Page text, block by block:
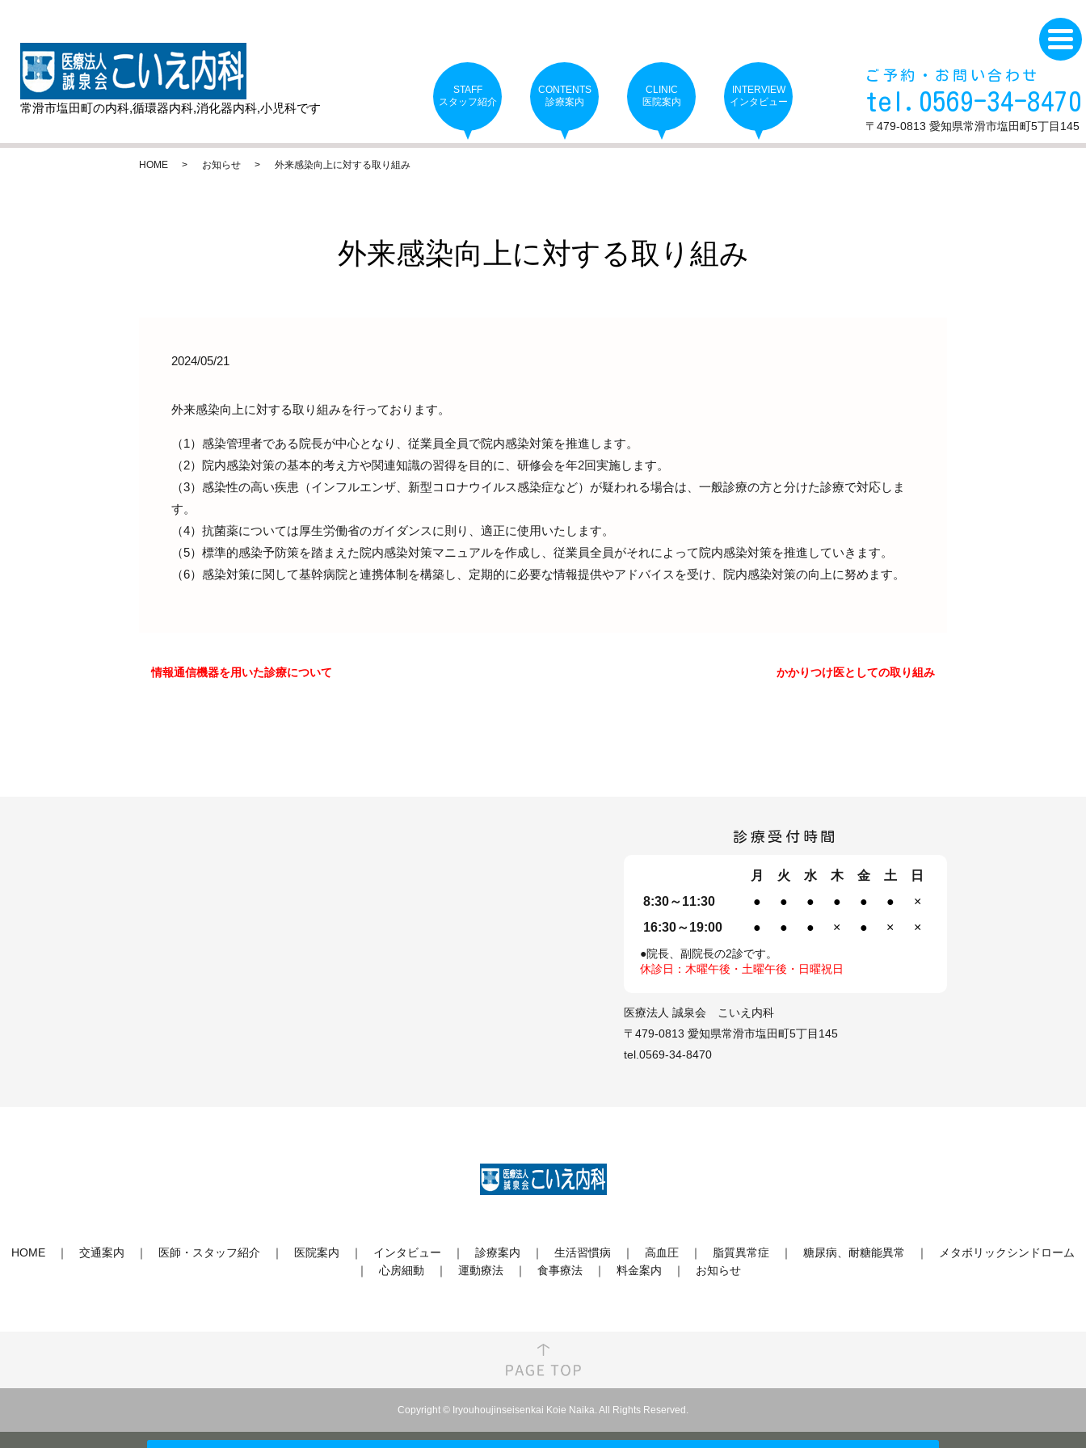
常滑市塩田町の内科,循環器内科,消化器内科,小児科です
STAFF
スタッフ紹介
CONTENTS
診療案内
CLINIC
医院案内
INTERVIEW
インタビュー
ご予約・お問い合わせ
tel.0569-34-8470
〒479-0813 愛知県常滑市塩田町5丁目145
HOME お知らせ 外来感染向上に対する取り組み
外来感染向上に対する取り組み
2024/05/21
外来感染向上に対する取り組みを行っております。
（1）感染管理者である院長が中心となり、従業員全員で院内感染対策を推進します。
（2）院内感染対策の基本的考え方や関連知識の習得を目的に、研修会を年2回実施します。
（3）感染性の高い疾患（インフルエンザ、新型コロナウイルス感染症など）が疑われる場合は、一般診療の方と分けた診療で対応しま
す。
（4）抗菌薬については厚生労働省のガイダンスに則り、適正に使用いたします。
（5）標準的感染予防策を踏まえた院内感染対策マニュアルを作成し、従業員全員がそれによって院内感染対策を推進していきます。
（6）感染対策に関して基幹病院と連携体制を構築し、定期的に必要な情報提供やアドバイスを受け、院内感染対策の向上に努めます。
情報通信機器を用いた診療について かかりつけ医としての取り組み
診療受付時間
月 火 水 木 金 土
日
8:30～11:30
● ● ● ● ● ●
×
16:30～19:00
● ● ● × ● × ×
●院長、副院長の2診です。
休診日：木曜午後・土曜午後・日曜祝日
医療法人 誠泉会 こいえ内科
〒479-0813 愛知県常滑市塩田町5丁目145
tel.0569-34-8470
HOME 交通案内 医師・スタッフ紹介 医院案内 インタビュー 診療案内 生活習慣病 高血圧 脂質異常症 糖尿病、耐糖能異常
メタボリックシンドローム
心房細動
運動療法 食事療法 料金案内 お知らせ
Copyright © Iryouhoujinseisenkai Koie Naika. All Rights Reserved.